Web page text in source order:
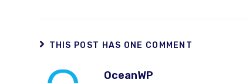
THIS POST HAS ONE COMMENT
OceanWP